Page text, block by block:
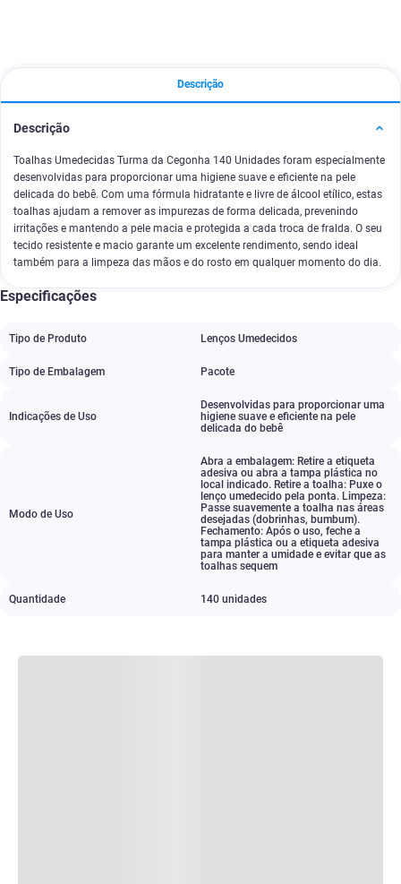
Descrição
Descrição
Toalhas Umedecidas Turma da Cegonha 140 Unidades foram especialmente
desenvolvidas para proporcionar uma higiene suave e eficiente na pele
delicada do bebê. Com uma fórmula hidratante e livre de álcool etílico, estas
toalhas ajudam a remover as impurezas de forma delicada, prevenindo
irritações e mantendo a pele macia e protegida a cada troca de fralda. O seu
tecido resistente e macio garante um excelente rendimento, sendo ideal
também para a limpeza das mãos e do rosto em qualquer momento do dia.
Especificações
Tipo de Produto Lenços Umedecidos
Tipo de Embalagem Pacote
Indicações de Uso
Desenvolvidas para proporcionar uma
higiene suave e eficiente na pele
delicada do bebê
Modo de Uso
Abra a embalagem: Retire a etiqueta
adesiva ou abra a tampa plástica no
local indicado. Retire a toalha: Puxe o
lenço umedecido pela ponta. Limpeza:
Passe suavemente a toalha nas áreas
desejadas (dobrinhas, bumbum).
Fechamento: Após o uso, feche a
tampa plástica ou a etiqueta adesiva
para manter a umidade e evitar que as
toalhas sequem
Quantidade 140 unidades